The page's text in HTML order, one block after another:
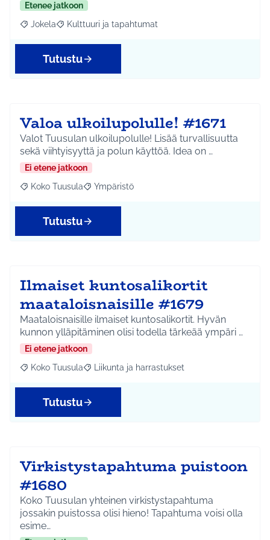
Etenee jatkoon
Rajaa tulokset aihepiirin mukaan: Jokela
Jokela Rajaa tulokset teeman mukaan: Kulttuuri ja
Kulttuuri ja tapahtumat
Tutustu
Valoa ulkoilupolulle! #1671
Valot Tuusulan ulkoilupolulle! Lisää turvallisuutta
sekä viihtyisyyttä ja polun käyttöä. Idea on …
Ei etene jatkoon
Rajaa tulokset aihepiirin mukaan: Koko Tuusula
Koko Tuusula Rajaa tulokset teeman mukaan: Ympäristö
Ympäristö
Tutustu
Ilmaiset kuntosalikortit
maataloisnaisille #1679
Maataloisnaisille ilmaiset kuntosalikortit. Hyvän
kunnon ylläpitäminen olisi todella tärkeää ympäri …
Ei etene jatkoon
Rajaa tulokset aihepiirin mukaan: Koko Tuusula
Koko Tuusula Rajaa tulokset teeman mukaan: Liikunta ja
Liikunta ja harrastukset
Tutustu
Virkistystapahtuma puistoon
#1680
Koko Tuusulan yhteinen virkistystapahtuma
jossakin puistossa olisi hieno! Tapahtuma voisi olla
esime…